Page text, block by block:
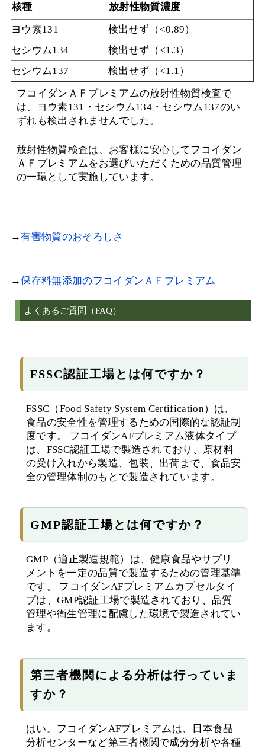
核種
放射性物質濃度
ヨウ素131
検出せず（<0.89）
セシウム134
検出せず（<1.3）
セシウム137
検出せず（<1.1）
フコイダンＡＦプレミアムの放射性物質検査で
は、ヨウ素131・セシウム134・セシウム137のい
ずれも検出されませんでした。
放射性物質検査は、お客様に安心してフコイダン
ＡＦプレミアムをお選びいただくための品質管理
の一環として実施しています。
→有害物質のおそろしさ
→保存料無添加のフコイダンＡＦプレミアム
よくあるご質問（FAQ）
FSSC認証工場とは何ですか？
FSSC（Food Safety System Certification）は、
食品の安全性を管理するための国際的な認証制
度です。 フコイダンAFプレミアム液体タイプ
は、FSSC認証工場で製造されており、原材料
の受け入れから製造、包装、出荷まで、食品安
全の管理体制のもとで製造されています。
GMP認証工場とは何ですか？
GMP（適正製造規範）は、健康食品やサプリ
メントを一定の品質で製造するための管理基準
です。 フコイダンAFプレミアムカプセルタイ
プは、GMP認証工場で製造されており、品質
管理や衛生管理に配慮した環境で製造されてい
ます。
第三者機関による分析は行っていま
すか？
はい。フコイダンAFプレミアムは、日本食品
分析センターなど第三者機関で成分分析や各種